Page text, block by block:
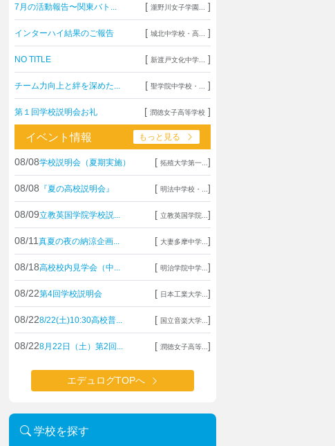
7月の活動報告〜関東バト... [ 瀧野川女子学園... ]
インターハイ結果のご報告 [ 城北中学校・高... ]
NO TITLE [ 新渡戸文化中学... ]
チーム力向上と絆を深めた... [ 聖学院中学校・... ]
第１回学校説明会お礼 [ 潤徳女子高等学校 ]
イベント情報 もっと見る
08/08学校説明会（夏期実施） [ 拓殖大学第一... ]
08/08 『夏の高校説明会』 [ 明法中学校・... ]
08/09立教英国学院学校説... [ 立教英国学院... ]
08/11 真夏の夜の納涼企画... [ 大妻多摩中学... ]
08/18高校校内見学会（中... [ 明治学院中学... ]
08/22第4回学校説明会 [ 日本工業大学... ]
08/228/22(土)10:30高校普... [ 国立音楽大学... ]
08/228月22日（土）第2回... [ 潤徳女子高等... ]
エデュログTOPへ
学校を探す